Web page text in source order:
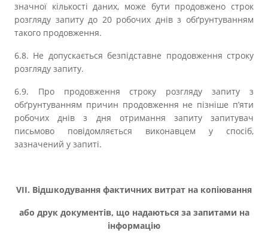
значної кількості даних, може бути продовжено строк
розгляду запиту до 20 робочих днів з обґрунтуванням
такого продовження.
6.8. Не допускається безпідставне продовження строку
розгляду запиту.
6.9. Про продовження строку розгляду запиту з
обґрунтуванням причин продовження не пізніше п’яти
робочих днів з дня отримання запиту запитувач
письмово повідомляється виконавцем у спосіб,
зазначений у запиті.
VІІ. Відшкодування фактичних витрат на копіювання
або друк документів, що надаються за запитами на
інформацію